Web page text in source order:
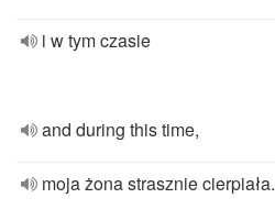
i w tym czasie
and during this time,
moja żona strasznie cierpiała.